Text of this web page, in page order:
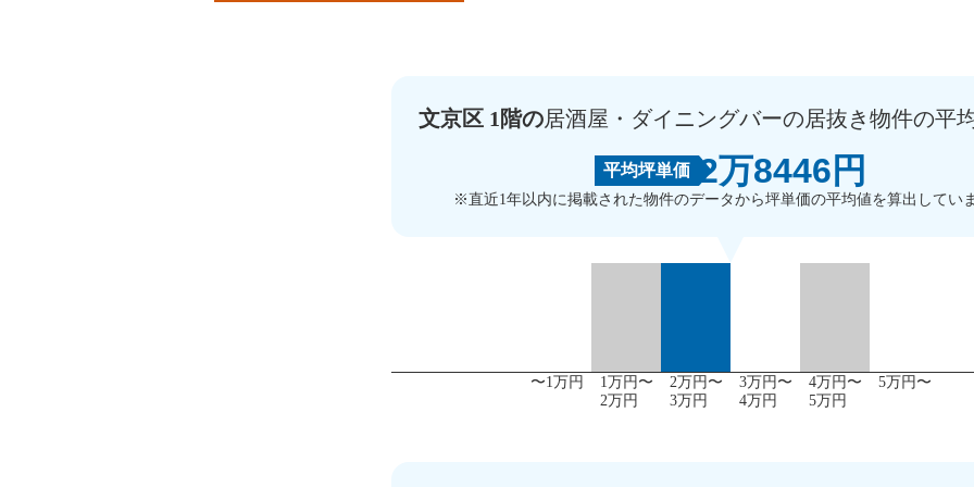
文京区 1階の居酒屋・ダイニングバーの居抜き物件の平
平均坪単価 2万8446円
※直近1年以内に掲載された物件のデータから坪単価の平均値を算出していま
〜1万円
1万円〜
2万円
2万円〜
3万円
3万円〜
4万円
4万円〜
5万円
5万円〜